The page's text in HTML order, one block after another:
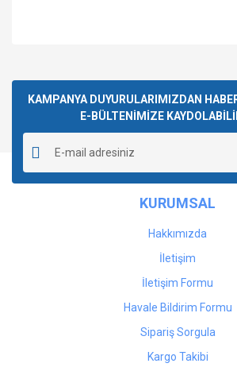
Yorum Yaz
kullanarak tarafımıza iletebilirsiniz.
Görüş ve önerileriniz için teşekkür ederiz.
Ürün resmi kalitesiz, bozuk veya
Ürün açıklamasında eksik bilgiler
Ürün bilgilerinde hatalar bulunuyor.
Ürün fiyatı diğer sitelerden daha pahalı.
Gönder
KAMPANYA DUYURULARIMIZDAN
E-BÜLTENİMİZE
KURUMSAL
Hakkımızda
İletişim
İletişim Formu
Havale Bildirim Formu
Sipariş Sorgula
Kargo Takibi